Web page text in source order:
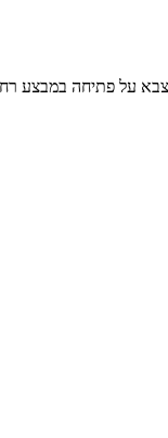
על פתיחה במבצע רחב